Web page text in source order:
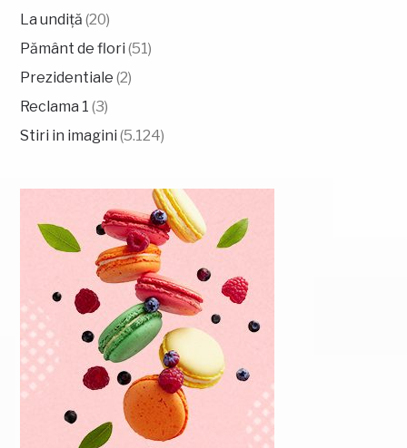
La undiță (20)
Pământ de flori (51)
Prezidentiale (2)
Reclama 1 (3)
Stiri in imagini (5.124)